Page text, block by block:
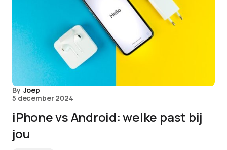
By Joep
5 december 2024
iPhone vs Android: welke past bij
jou